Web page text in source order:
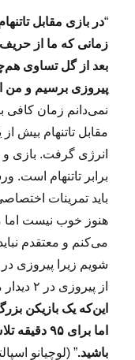
“در بازی مقابل
زمانی که ما از
بعد از گل تساوی
پیروزی برسیم و من
نمی‌دانم زمان کافی
مقابل تاتنهام بیش از
انرژی گرفت. بازی و
برابر تاتنهام است.
باید تمرینات
هنوز خوب نیست اما
می‌کنم و معتقدم
شویم زیرا پیروزی
از پیروزی در ۲ دیدار متوالی دارد. درخشش ایکاردی؟
این‌که یک بازیکن
اما برای
باشید.” (لوچیانو